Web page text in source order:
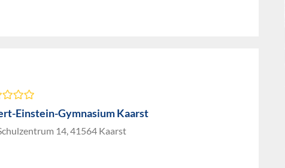
Einstein-Gymnasium Kaarst
14, 41564 Kaarst